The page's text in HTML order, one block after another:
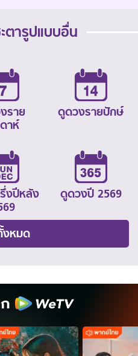
ตารูปแบบอื่น
ราย
าห์
ดูดวงรายปักษ์
งปีหลัง
ดูดวงปี 2569
งหมด